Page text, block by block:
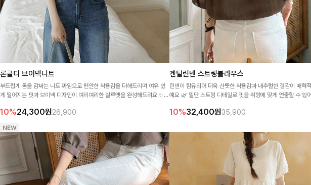
론클디 브이넥니트
부드럽게 몸을 감싸는 니트 짜임으로 편안한 착용감을 더해드리며 여유 있
게 떨어지는 핏과 브이넥 디자인이 여리여리한 실루엣을 완성해드려요 ✨
10%24,300원26,900
겐틸린넨 스트링블라우스
린넨이 함유되어 더욱 산뜻한 착용감과 내추럴한 결감이 매력
예요 🌿 밑단 스트링 디테일로 핏을 취향에 맞게 연출할 수 있
10%32,400원35,900